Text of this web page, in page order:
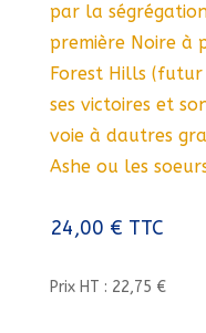
par la
première Noire à
Forest Hills (futur
ses victoires et
voie à dautres
Ashe ou les
24,00 € TTC
Prix HT : 22,75 €